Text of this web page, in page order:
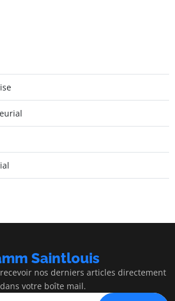
Saintlouis
nos derniers articles directement
dans votre boîte mail.